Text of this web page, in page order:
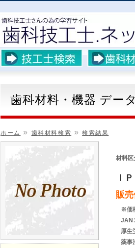
歯科材料・機器 デー
ホーム » 歯科材料検索 »検索結果
材料区
Ｉ
販
※価
JAN
厚生
薬